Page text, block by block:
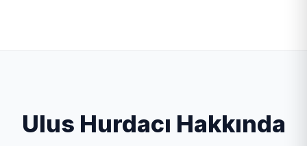
Ulus Hurdacı Hakkında